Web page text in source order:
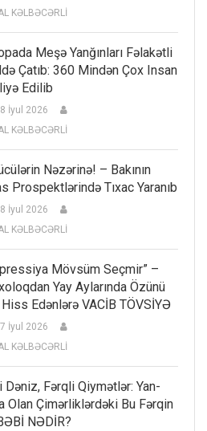
KƏLBƏCƏRLİ
Meşə Yanğınları Fəlakətli
Çatıb: 360 Mindən Çox Insan
Edilib
İyul 2026
KƏLBƏCƏRLİ
Nəzərinə! – Bakının
Prospektlərində Tıxac Yaranıb
İyul 2026
KƏLBƏCƏRLİ
Mövsüm Seçmir” –
Yay Aylarında Özünü
Edənlərə VACİB TÖVSİYƏ
İyul 2026
KƏLBƏCƏRLİ
Dəniz, Fərqli Qiymətlər: Yan-
Olan Çimərliklərdəki Bu Fərqin
NƏDİR?